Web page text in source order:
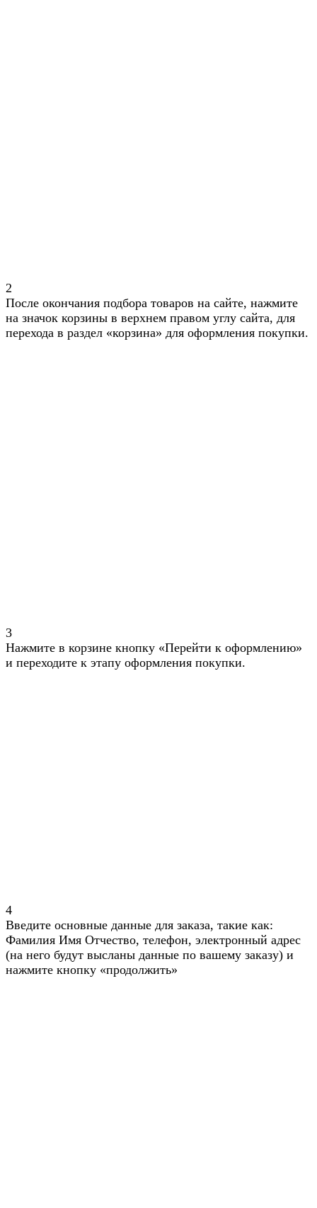
2
После окончания подбора товаров на сайте, нажмите
на значок корзины в верхнем правом углу сайта, для
перехода в раздел «корзина» для оформления покупки.
3
Нажмите в корзине кнопку «Перейти к оформлению»
и переходите к этапу оформления покупки.
4
Введите основные данные для заказа, такие как:
Фамилия Имя Отчество, телефон, электронный адрес
(на него будут высланы данные по вашему заказу) и
нажмите кнопку «продолжить»